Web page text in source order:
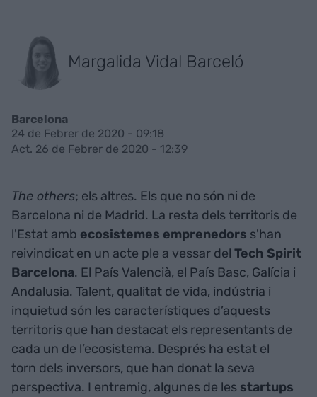
Margalida Vidal Barceló
Barcelona
24 de Febrer de 2020 - 09:18
Act. 26 de Febrer de 2020 - 12:39
The others; els altres. Els que no són ni de
Barcelona ni de Madrid. La resta dels territoris de
l'Estat amb ecosistemes emprenedors s'han
reivindicat en un acte ple a vessar del Tech Spirit
Barcelona. El País Valencià, el País Basc, Galícia i
Andalusia. Talent, qualitat de vida, indústria i
inquietud són les característiques d’aquests
territoris que han destacat els representants de
cada un de l’ecosistema. Després ha estat el
torn dels inversors, que han donat la seva
perspectiva. I entremig, algunes de les startups